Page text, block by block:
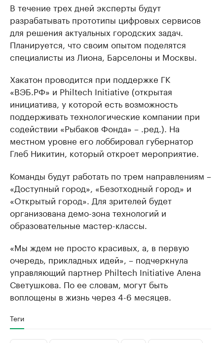
В течение трех дней эксперты будут
разрабатывать прототипы цифровых сервисов
для решения актуальных городских задач.
Планируется, что своим опытом поделятся
специалисты из Лиона, Барселоны и Москвы.
Хакатон проводится при поддержке ГК
«ВЭБ.РФ» и Philtech Initiative (открытая
инициатива, у которой есть возможность
поддерживать технологические компании при
содействии «Рыбаков Фонда» – .ред.). На
местном уровне его лоббировал губернатор
Глеб Никитин, который откроет мероприятие.
Команды будут работать по трем направлениям –
«Доступный город», «Безотходный город» и
«Открытый город». Для зрителей будет
организована демо-зона технологий и
образовательные мастер-классы.
«Мы ждем не просто красивых, а, в первую
очередь, прикладных идей», – подчеркнула
управляющий партнер Philtech Initiative Алена
Светушкова. По ее словам, могут быть
воплощены в жизнь через 4-6 месяцев.
Теги